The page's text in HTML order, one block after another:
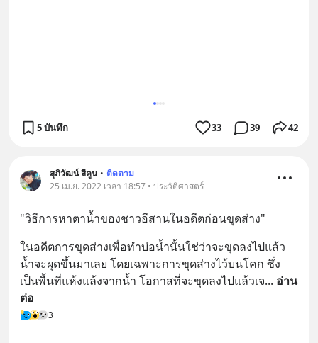
5 บันทึก 33 39 42
สุภิวัฒน์ สีคูน • ติดตาม
25 เม.ย. 2022 เวลา 18:57 • ประวัติศาสตร์
"วิธีการหาตาน้ำของชาวอีสานในอดีตก่อนขุดส่าง"
ในอดีตการขุดส่างเพื่อทำบ่อน้ำนั้นใช่ว่าจะขุดลงไปแล้ว
น้ำจะผุดขึ้นมาเลย โดยเฉพาะการขุดส่างไว้บนโคก ซึ่ง
เป็นพื้นที่แห้งแล้งจากน้ำ โอกาสที่จะขุดลงไปแล้วเจ... อ่าน
ต่อ
3